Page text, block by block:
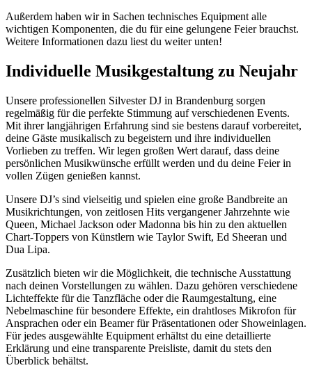
Außerdem haben wir in Sachen technisches Equipment alle
wichtigen Komponenten, die du für eine gelungene Feier brauchst.
Weitere Informationen dazu liest du weiter unten!
Individuelle Musikgestaltung zu Neujahr
Unsere professionellen Silvester DJ in Brandenburg sorgen
regelmäßig für die perfekte Stimmung auf verschiedenen Events.
Mit ihrer langjährigen Erfahrung sind sie bestens darauf vorbereitet,
deine Gäste musikalisch zu begeistern und ihre individuellen
Vorlieben zu treffen. Wir legen großen Wert darauf, dass deine
persönlichen Musikwünsche erfüllt werden und du deine Feier in
vollen Zügen genießen kannst.
Unsere DJ’s sind vielseitig und spielen eine große Bandbreite an
Musikrichtungen, von zeitlosen Hits vergangener Jahrzehnte wie
Queen, Michael Jackson oder Madonna bis hin zu den aktuellen
Chart-Toppers von Künstlern wie Taylor Swift, Ed Sheeran und
Dua Lipa.
Zusätzlich bieten wir die Möglichkeit, die technische Ausstattung
nach deinen Vorstellungen zu wählen. Dazu gehören verschiedene
Lichteffekte für die Tanzfläche oder die Raumgestaltung, eine
Nebelmaschine für besondere Effekte, ein drahtloses Mikrofon für
Ansprachen oder ein Beamer für Präsentationen oder Showeinlagen.
Für jedes ausgewählte Equipment erhältst du eine detaillierte
Erklärung und eine transparente Preisliste, damit du stets den
Überblick behältst.